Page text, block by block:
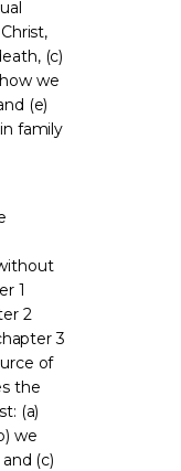
(c)
we
(e)
family
1
2
3
of
the
(a)
we
(c)